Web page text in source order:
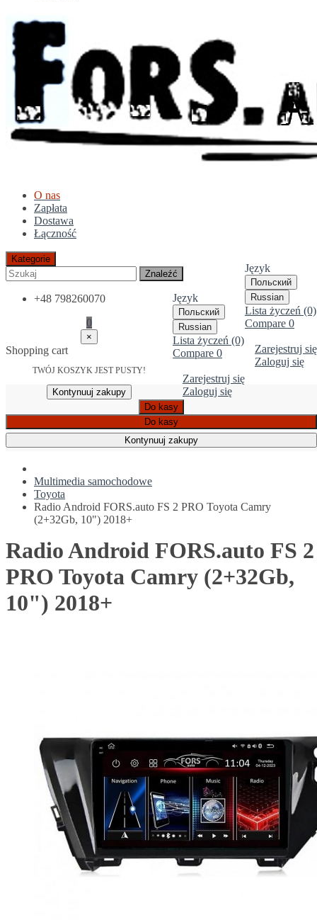
O nas
Zapłata
Dostawa
Łączność
Język
Польский
Russian
Lista życzeń (0)
Compare 0
Zarejestruj się
Zaloguj się
Kategorie
Znaleźć
Język
Польский
Russian
Lista życzeń (0)
Compare 0
Zarejestruj się
Zaloguj się
+48 798260070
0
×
Shopping cart
TWÓJ KOSZYK JEST PUSTY!
Kontynuuj zakupy
Do kasy
Do kasy
Kontynuuj zakupy
Multimedia samochodowe
Toyota
Radio Android FORS.auto FS 2 PRO Toyota Camry
(2+32Gb, 10") 2018+
Radio Android FORS.auto FS 2
PRO Toyota Camry (2+32Gb,
10") 2018+